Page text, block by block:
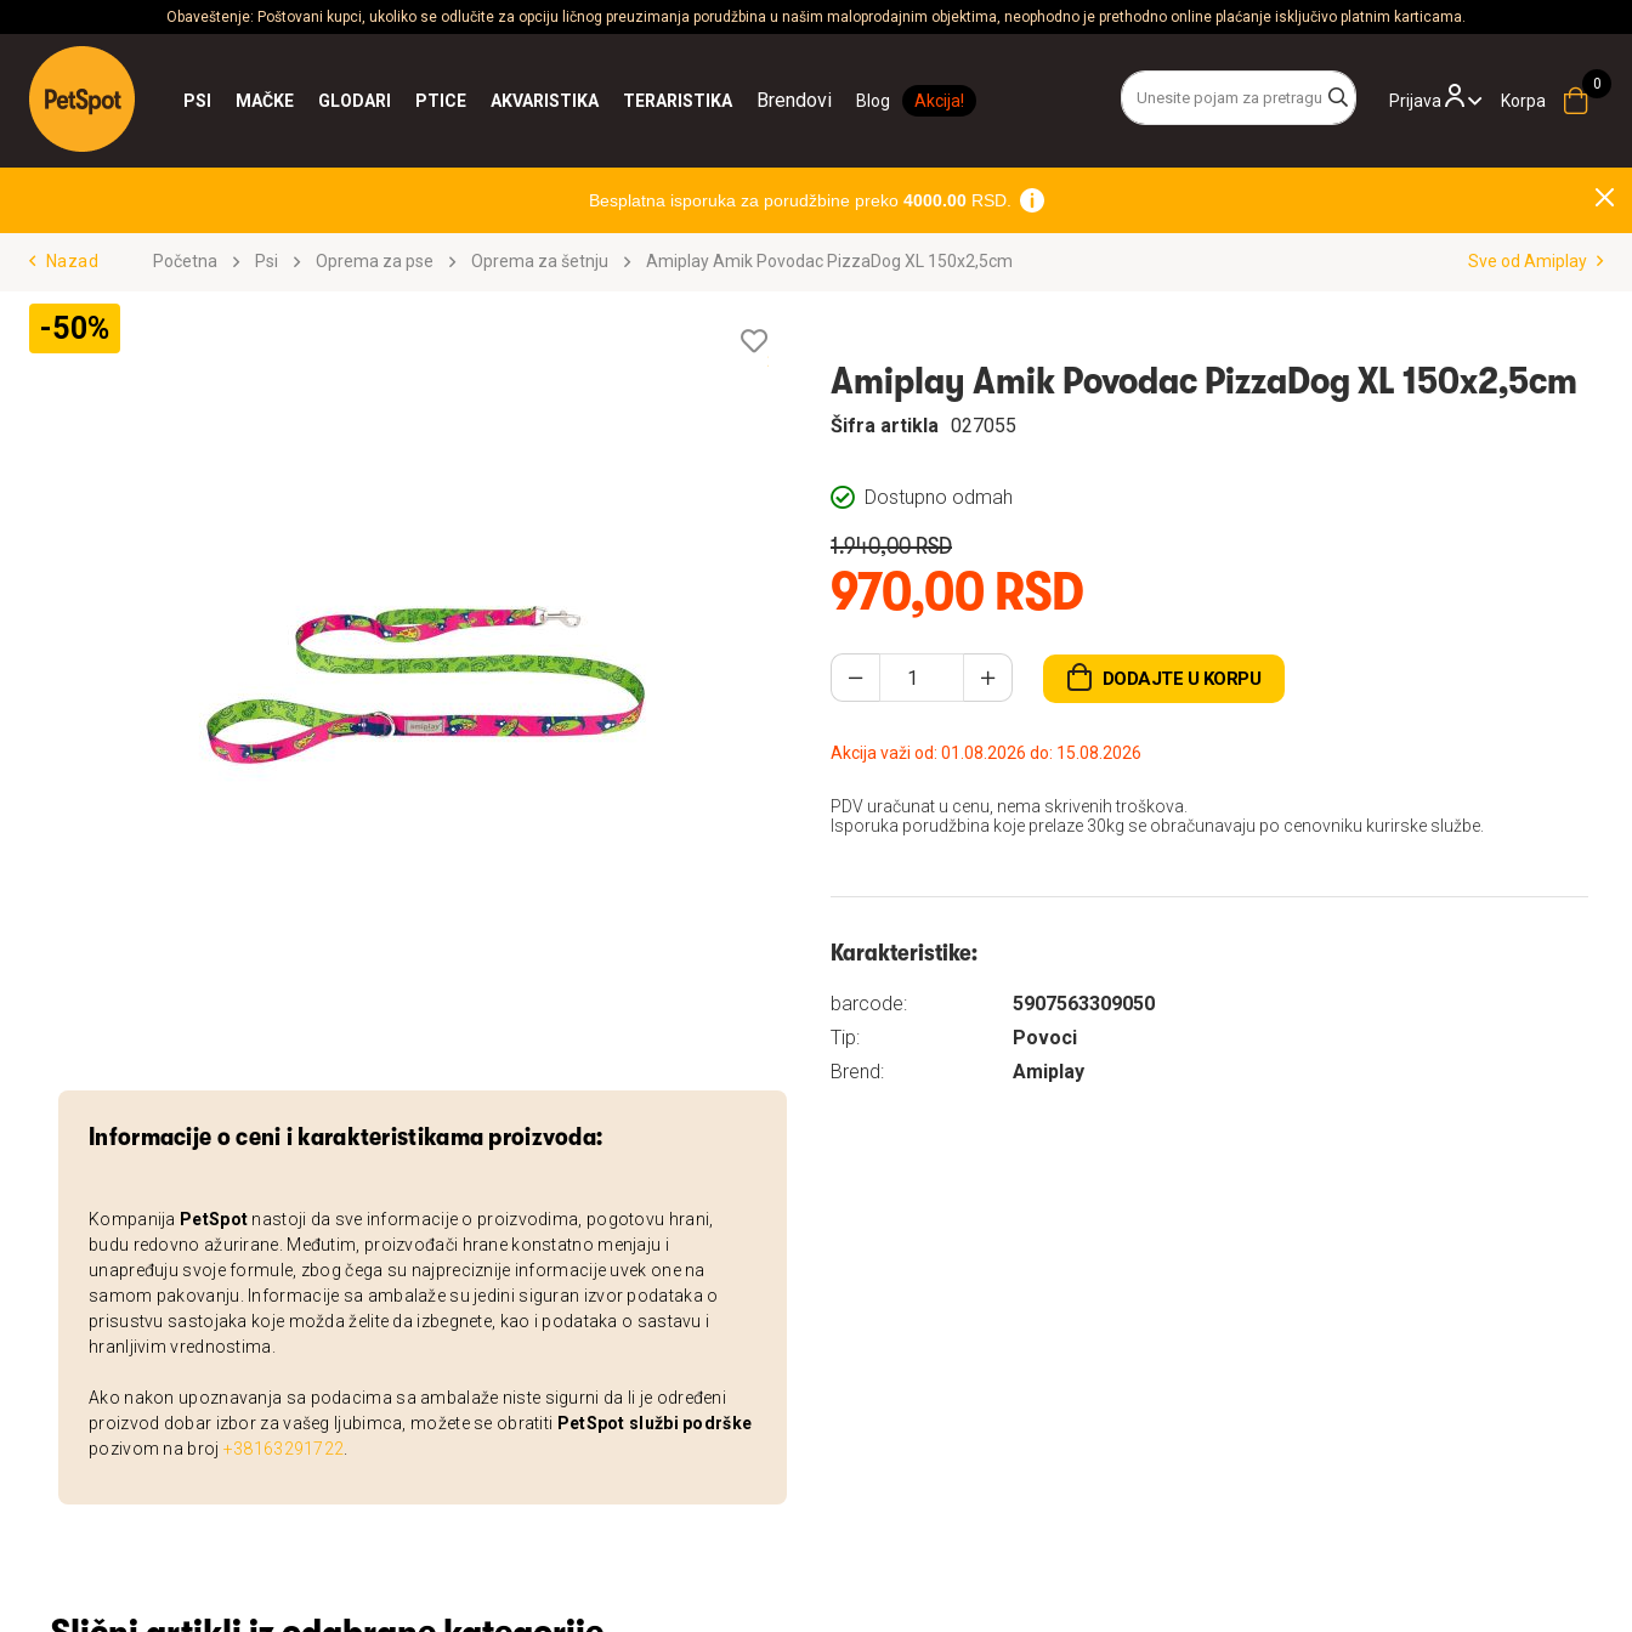
Obaveštenje: Poštovani kupci, ukoliko se odlučite za opciju ličnog preuzimanja porudžbina u našim maloprodajnim objektima, neophodno je prethodno online plaćanje isključivo platnim karticama.
Prijava
PSI MAČKE GLODARI PTICE AKVARISTIKA TERARISTIKA Brendovi Blog Akcija! Korpa
Besplatna isporuka za porudžbine preko 4000.00RSD.
Nazad Početna Psi Oprema za pse Oprema za šetnju Amiplay Amik Povodac PizzaDog XL 150x2,5cm Sve od Amiplay
-50%
Informacije o ceni i karakteristikama proizvoda:
Kompanija PetSpot nastoji da sve informacije o proizvodima, pogotovu hrani,
budu redovno ažurirane. Međutim, proizvođači hrane konstatno menjaju i
unapređuju svoje formule, zbog čega su najpreciznije informacije uvek one na
samom pakovanju. Informacije sa ambalaže su jedini siguran izvor podataka o
prisustvu sastojaka koje možda želite da izbegnete, kao i podataka o sastavu i
hranljivim vrednostima.
Ako nakon upoznavanja sa podacima sa ambalaže niste sigurni da li je određeni
proizvod dobar izbor za vašeg ljubimca, možete se obratiti PetSpot službi podrške
pozivom na broj +38163291722
želja
Amiplay Amik Povodac PizzaDog XL 150x2,5cm
Dostupno odmah
Šifra artikla 027055
970,00 RSD
1.940,00 RSD
DODAJTE U KORPU
Akcija važi od: 01.08.2026 do: 15.08.2026
PDV uračunat u cenu, nema skrivenih troškova.
Isporuka porudžbina koje prelaze 30kg se obračunavaju po cenovniku kurirske službe.
Karakteristike:
barcode:
5907563309050
Tip:
Povoci
Brend:
Amiplay